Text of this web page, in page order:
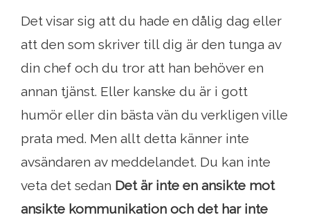
Det visar sig att du hade en dålig dag eller
att den som skriver till dig är den tunga av
din chef och du tror att han behöver en
annan tjänst. Eller kanske du är i gott
humör eller din bästa vän du verkligen ville
prata med. Men allt detta känner inte
avsändaren av meddelandet. Du kan inte
veta det sedan Det är inte en ansikte mot
ansikte kommunikation och det har inte